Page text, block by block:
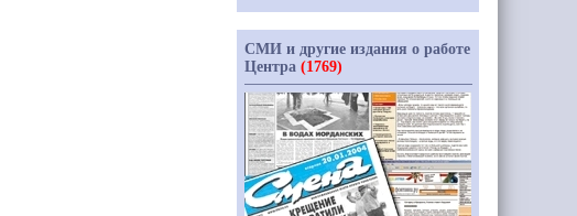
СМИ и другие издания о работе
Центра (1769)